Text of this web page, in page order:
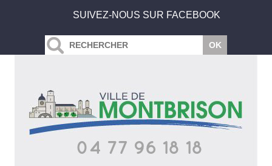
SUIVEZ-NOUS SUR FACEBOOK